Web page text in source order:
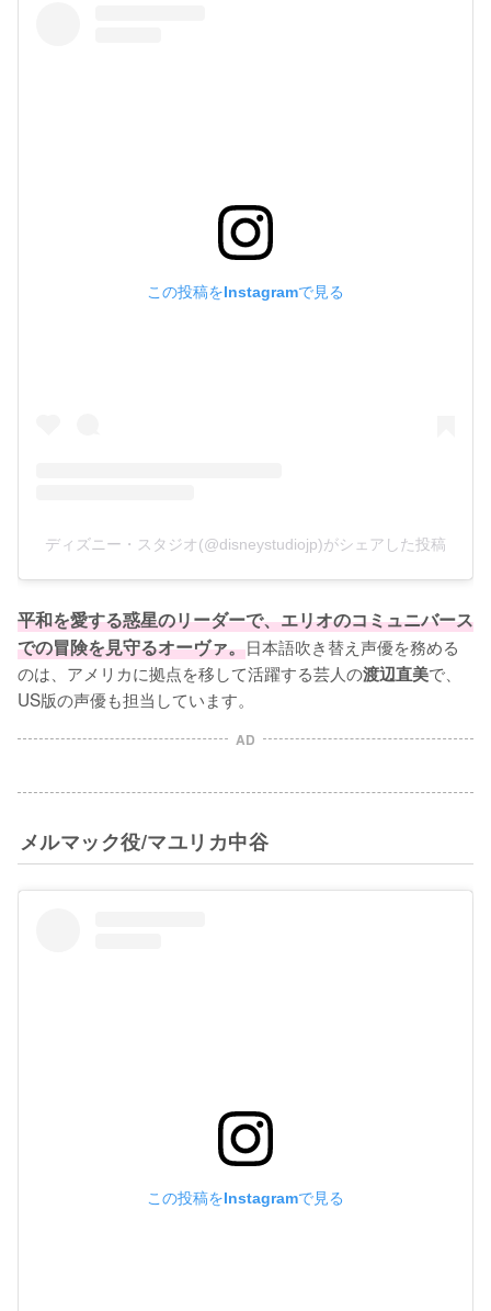
この投稿をInstagramで見る
ディズニー・スタジオ(@disneystudiojp)がシェアした投稿
平和を愛する惑星のリーダーで、エリオのコミュニバース
での冒険を見守るオーヴァ。日本語吹き替え声優を務める
のは、アメリカに拠点を移して活躍する芸人の渡辺直美で、
US版の声優も担当しています。
AD
メルマック役/マユリカ中谷
この投稿をInstagramで見る